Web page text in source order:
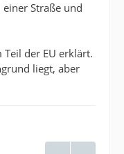
Straße und
der EU erklärt.
liegt, aber